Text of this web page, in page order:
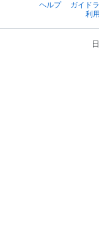
ヘルプ
ガイド
利